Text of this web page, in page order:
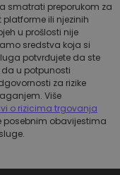
smatrati preporukom za
ili njezinih
u prošlosti nije
sredstva koja si
potvrđujete da ste
da u potpunosti
za rizike
Više
o rizicima trgovanja
posebnim obavijestima